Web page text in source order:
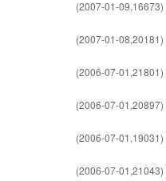
(2007-01-09,16673)
(2007-01-08,20181)
(2006-07-01,21801)
(2006-07-01,20897)
(2006-07-01,19031)
(2006-07-01,21043)